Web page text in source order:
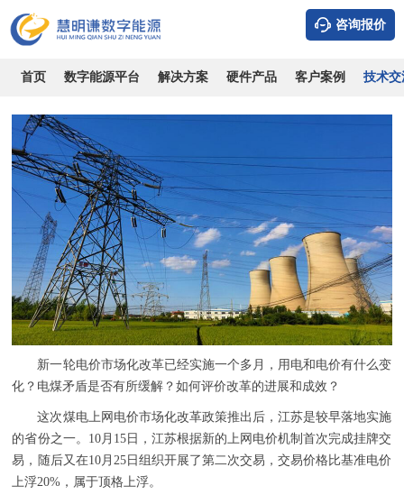
咨询报价
首页 数字能源平台 解决方案 硬件产品 客户案例 技术交
新一轮电价市场化用电和电价有什么变化
时间：2026-08-06 浏览：5639 作者：admin
新一轮电价市场化改革已经实施一个多月，用电和电价有什么变
化？电煤矛盾是否有所缓解？如何评价改革的进展和成效？
这次煤电上网电价市场化改革政策推出后，江苏是较早落地实施
的省份之一。10月15日，江苏根据新的上网电价机制首次完成挂牌交
易，随后又在10月25日组织开展了第二次交易，交易价格比基准电价
上浮20%，属于顶格上浮。